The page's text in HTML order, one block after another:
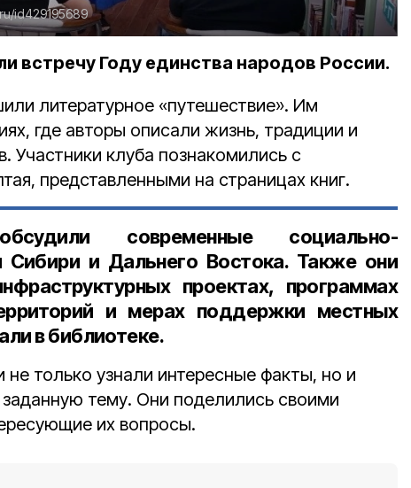
id429195689
встречу Году единства народов России.
литературное «путешествие». Им
где авторы описали жизнь, традиции и
Участники клуба познакомились с
представленными на страницах книг.
современные социально-
Сибири и Дальнего Востока. Также они
проектах, программах
и мерах поддержки местных
в библиотеке.
только узнали интересные факты, но и
тему. Они поделились своими
их вопросы.